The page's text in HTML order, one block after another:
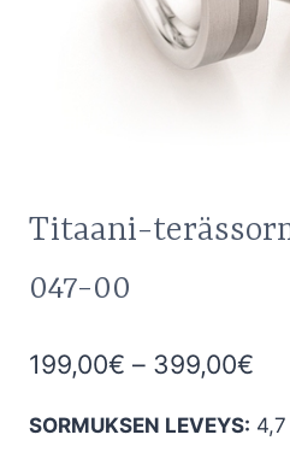
Titaani-
047-00
199,00€ – 399,00€
SORMUKSEN LEVEYS: